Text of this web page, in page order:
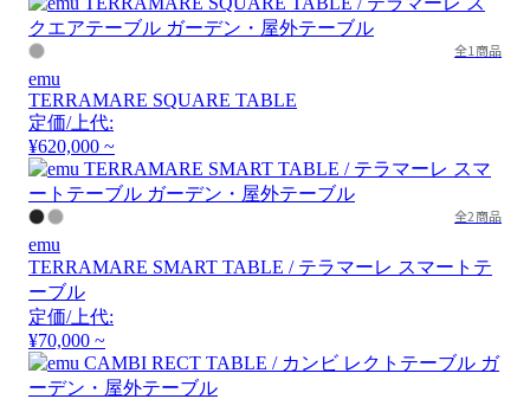
全1商品
emu
TERRAMARE SQUARE TABLE
定価/上代:
¥620,000 ~
全2商品
emu
TERRAMARE SMART TABLE / テラマーレ スマートテ
ーブル
定価/上代:
¥70,000 ~